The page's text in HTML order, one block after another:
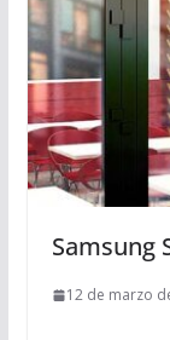
Samsung
12 de marzo